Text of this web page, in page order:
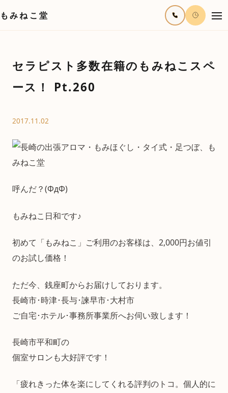
もみねこ堂
セラピスト多数在籍のもみねこスペ
ース！ Pt.260
2017.11.02
呼んだ？(ΦдΦ)
もみねこ日和です♪
初めて「もみねこ」ご利用のお客様は、2,000円お値引
のお試し価格！
ただ今、銭座町からお届けしております。
長崎市･時津･長与･諫早市･大村市
ご自宅･ホテル･事務所事業所へお伺い致します！
長崎市平和町の
個室サロンも大好評です！
「疲れきった体を楽にしてくれる評判のトコ。個人的に